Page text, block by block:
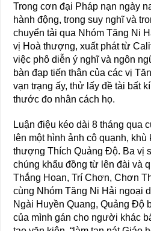
Trong cơn đại Pháp nạn ngày
hành động, trong suy nghĩ và
chuyển tải qua Nhóm Tăng Ni
vị Hoà thượng, xuất phát từ
việc phô diễn ý nghĩ và ngôn
bàn đạp tiến thân của các vị
vạn trạng ấy, thử lấy đề tài bất
thước đo nhân cách họ.
Luận điệu kéo dài 8 tháng qua
lên một hình ảnh cô quạnh,
thượng Thích Quảng Độ. Ba vị
chúng khẩu đồng từ lên đài và
Thắng Hoan, Trí Chơn, Chơn
cùng Nhóm Tăng Ni Hải ngoại
Ngài Huyền Quang, Quảng Độ
của mình gán cho người khác